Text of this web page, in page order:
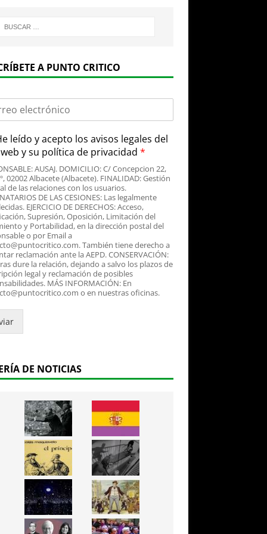
A PUNTO CRITICO
leído y acepto los avisos legales del
y su política de privacidad *
AUSAJ. DOMICILIO: C/ Concepcion 22,
02002 Albacete (Albacete). FINALIDAD: Gestión
de las relaciones con los usuarios.
DE LAS CESIONES: Las legalmente
EJERCICIO DE DERECHOS: Acceso,
Supresión, Oposición, Limitación del
y Portabilidad, en la dirección postal del
o por Email a
También tiene derecho a
reclamación ante la AEPD. CONSERVACIÓN:
dure la relación, dejando a salvo los plazos de
legal y reclamación de posibles
MÁS INFORMACIÓN: En
o en nuestras oficinas.
DE NOTICIAS